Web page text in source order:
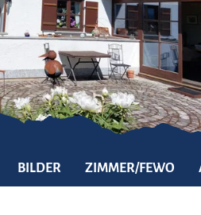
BILDER ZIMMER/FEWO